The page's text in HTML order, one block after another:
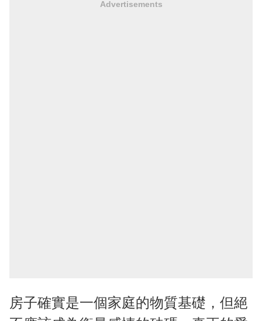
Advertisements
房子確實是一個家庭的物質基礎，但絕